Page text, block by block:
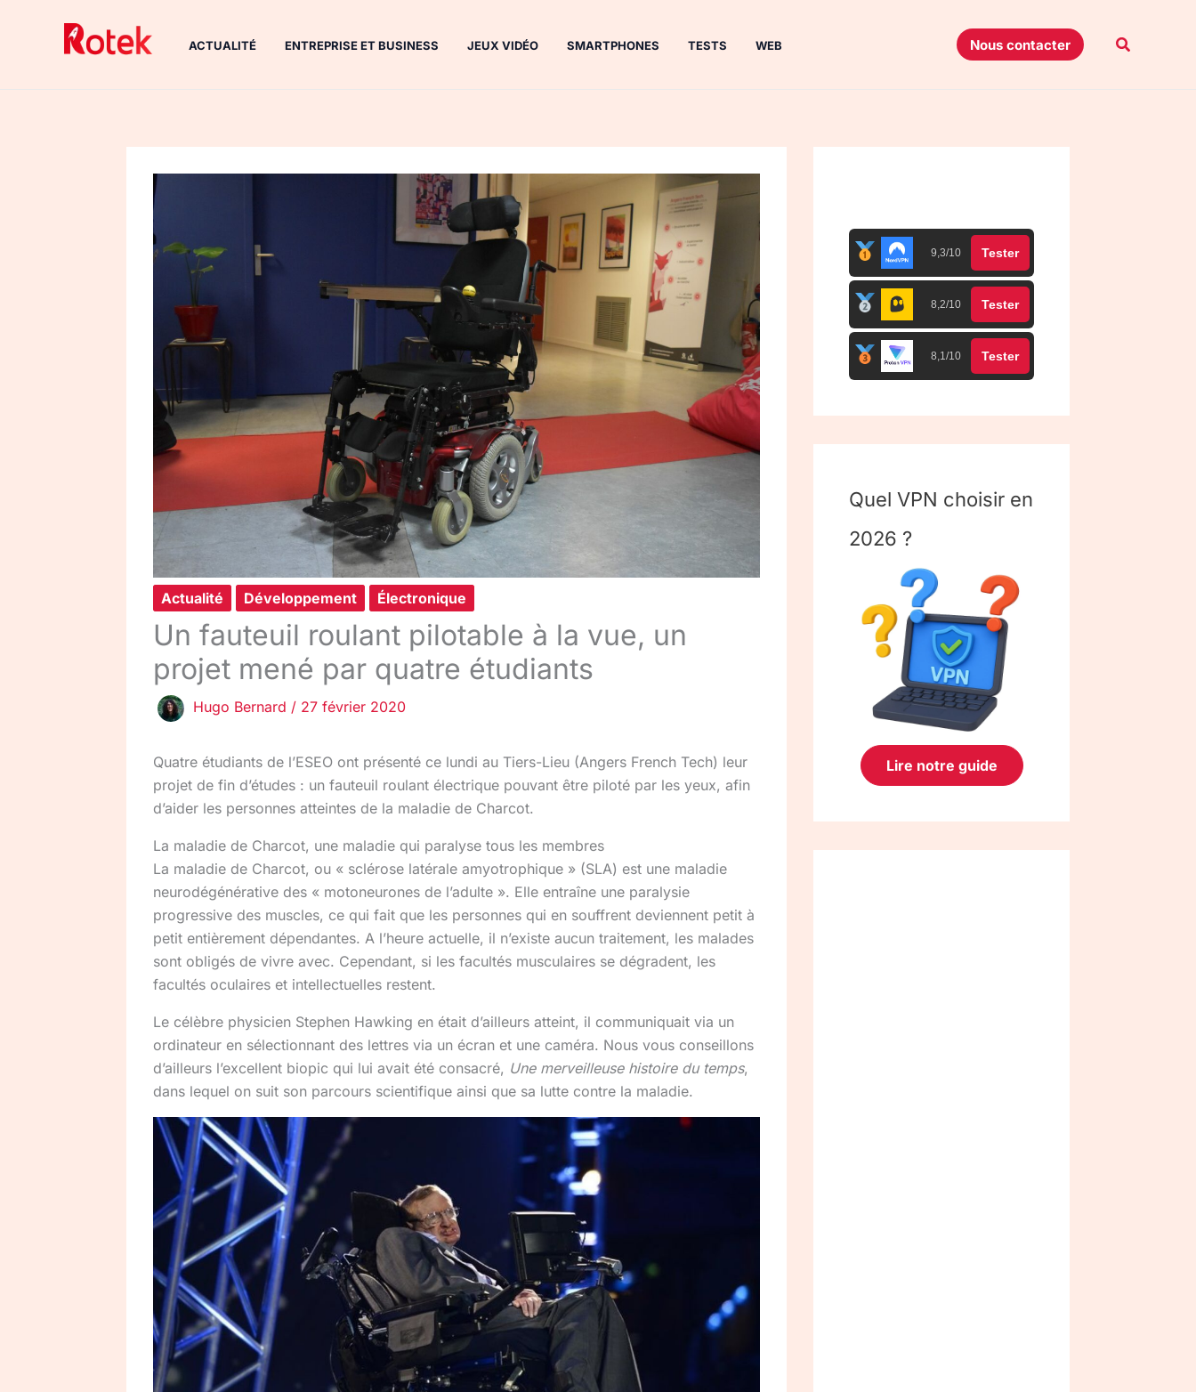
ACTUALITÉ ENTREPRISE ET BUSINESS JEUX VIDÉO SMARTPHONES TESTS WEB Nous contacter
Actualité Développement Électronique
Un fauteuil roulant pilotable à la vue, un
projet mené par quatre étudiants
Hugo Bernard / 27 février 2020
Quatre étudiants de l’ESEO ont présenté ce lundi au Tiers-Lieu (Angers French Tech) leur
projet de fin d’études : un fauteuil roulant électrique pouvant être piloté par les yeux, afin
d’aider les personnes atteintes de la maladie de Charcot.
La maladie de Charcot, une maladie qui paralyse tous les membres
La maladie de Charcot, ou « sclérose latérale amyotrophique » (SLA) est une maladie
neurodégénérative des « motoneurones de l’adulte ». Elle entraîne une paralysie
progressive des muscles, ce qui fait que les personnes qui en souffrent deviennent petit à
petit entièrement dépendantes. A l’heure actuelle, il n’existe aucun traitement, les malades
sont obligés de vivre avec. Cependant, si les facultés musculaires se dégradent, les
facultés oculaires et intellectuelles restent.
Le célèbre physicien Stephen Hawking en était d’ailleurs atteint, il communiquait via un
ordinateur en sélectionnant des lettres via un écran et une caméra. Nous vous conseillons
d’ailleurs l’excellent biopic qui lui avait été consacré, Une merveilleuse histoire du temps,
dans lequel on suit son parcours scientifique ainsi que sa lutte contre la maladie.
9,3/10 Tester
8,2/10 Tester
8,1/10 Tester
Quel VPN choisir en
2026 ?
Lire notre guide